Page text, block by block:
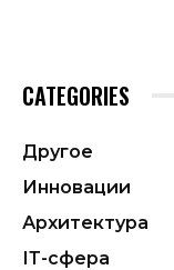
CATEGORIES
Другое
Инновации
Архитектура
ІТ-сфера